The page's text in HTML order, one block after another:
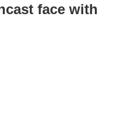
face with